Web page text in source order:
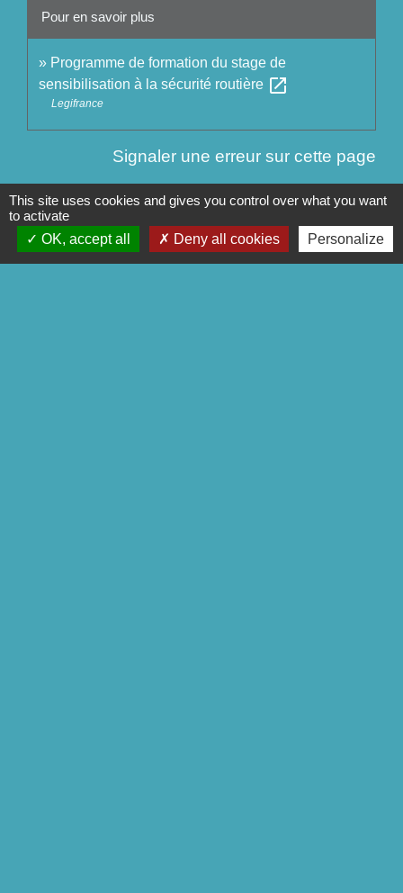
Pour en savoir plus
Programme de formation du stage de
sensibilisation à la sécurité routière open_in_new
Legifrance
Signaler une erreur sur cette page
Contact
This site uses cookies and gives you control over what you want
to activate
OK, accept all
Deny all cookies Personalize